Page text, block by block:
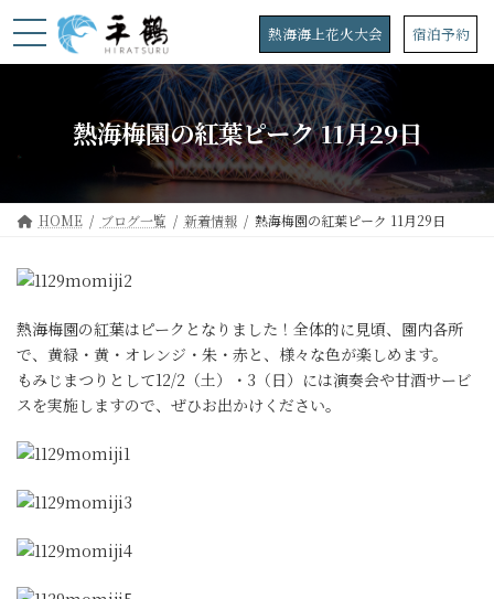
ン
プ
ビ
動
熱海海上花火大会 宿泊予約
熱海梅園の紅葉ピーク 11月29日
HOME ブログ一覧 新着情報 熱海梅園の紅葉ピーク 11月29日
熱海梅園の紅葉はピークとなりました！全体的に見頃、園内各所
で、黄緑・黄・オレンジ・朱・赤と、様々な色が楽しめます。
もみじまつりとして12/2（土）・3（日）には演奏会や甘酒サービ
スを実施しますので、ぜひお出かけください。